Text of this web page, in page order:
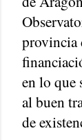
provincia
en lo que
al buen
de